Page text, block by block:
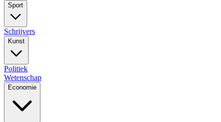
Sport
Schrijvers
Kunst
Politiek
Wetenschap
Economie